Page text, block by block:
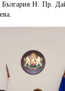
България Н. Пр.